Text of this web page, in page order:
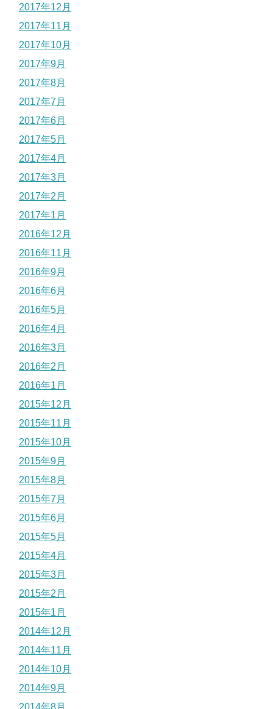
2017年12月
2017年11月
2017年10月
2017年9月
2017年8月
2017年7月
2017年6月
2017年5月
2017年4月
2017年3月
2017年2月
2017年1月
2016年12月
2016年11月
2016年9月
2016年6月
2016年5月
2016年4月
2016年3月
2016年2月
2016年1月
2015年12月
2015年11月
2015年10月
2015年9月
2015年8月
2015年7月
2015年6月
2015年5月
2015年4月
2015年3月
2015年2月
2015年1月
2014年12月
2014年11月
2014年10月
2014年9月
2014年8月